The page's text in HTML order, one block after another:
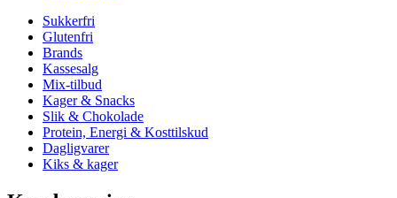
Sukkerfri
Glutenfri
Brands
Kassesalg
Mix-tilbud
Kager & Snacks
Slik & Chokolade
Protein, Energi & Kosttilskud
Dagligvarer
Kiks & kager